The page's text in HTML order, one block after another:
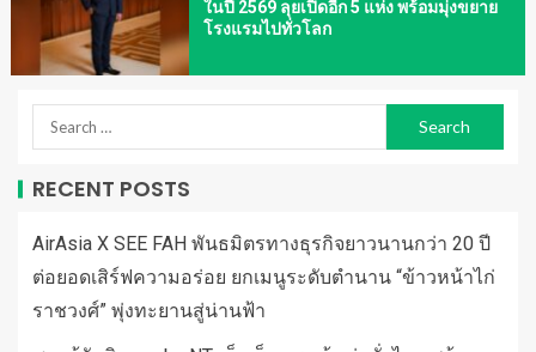
ในปี 2569 ลุยเปิดอีก 5 แห่ง พร้อมมุ่งขยาย
โรงแรมไปทั่วโลก
RECENT POSTS
AirAsia X SEE FAH พันธมิตรทางธุรกิจยาวนานกว่า 20 ปี
ต่อยอดเสิร์ฟความอร่อย ยกเมนูระดับตำนาน “ข้าวหน้าไก่
ราชวงศ์” พุ่งทะยานสู่น่านฟ้า